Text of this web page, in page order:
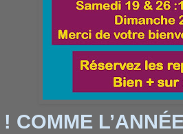
COMME